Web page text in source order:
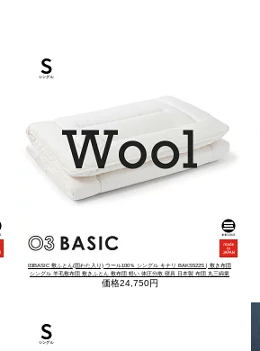
03BASIC 敷ふとん(固わた入り) ウール100％ シングル キナリ BAKS522S | 敷き布団
シングル 羊毛敷布団 敷きふとん 敷布団 軽い 体圧分散 寝具 日本製 布団 丸三綿業
価格24,750円